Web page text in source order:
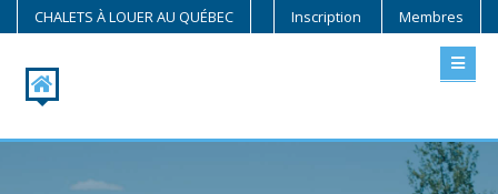
CHALETS À LOUER AU QUÉBEC Inscription Membres